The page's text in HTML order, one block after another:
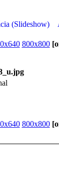
(Slideshow)
800x800
800x800